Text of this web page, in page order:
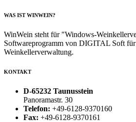
WAS IST WINWEIN?
WinWein steht für "Windows-
Softwareprogramm von DIGITAL Soft
Weinkellerverwaltung.
KONTAKT
D-65232 Taunusstein
Panoramastr. 30
Telefon: +49-6128-9370160
Fax: +49-6128-9370161